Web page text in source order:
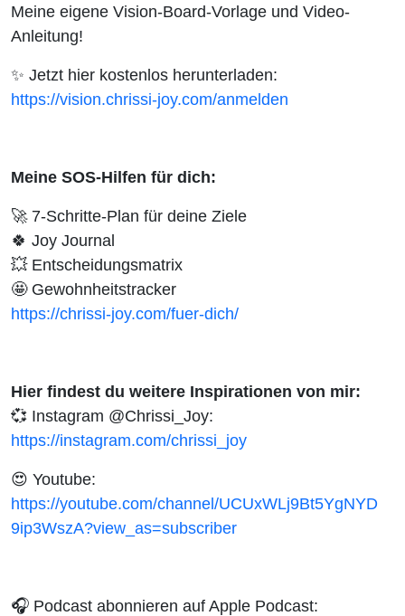
Meine eigene Vision-Board-Vorlage und Video-
Anleitung!
✨ Jetzt hier kostenlos herunterladen:
https://vision.chrissi-joy.com/anmelden
Meine SOS-Hilfen für dich:
🚀7-Schritte-Plan für deine Ziele
🍀 Joy Journal
💥Entscheidungsmatrix
🤩Gewohnheitstracker
https://chrissi-joy.com/fuer-dich/
Hier findest du weitere Inspirationen von mir:
💞 Instagram @Chrissi_Joy:
https://instagram.com/chrissi_joy
😍 Youtube:
https://youtube.com/channel/UCUxWLj9Bt5YgNYD
9ip3WszA?view_as=subscriber
🎧 Podcast abonnieren auf Apple Podcast: